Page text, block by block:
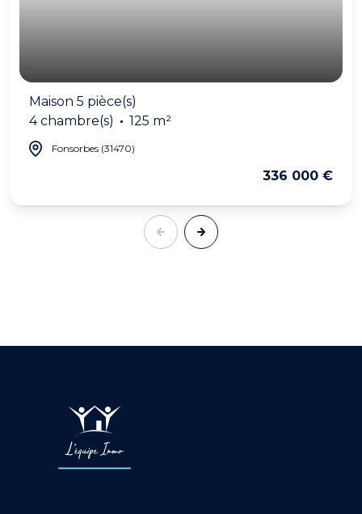
Maison 5 pièce(s)
4 chambre(s)
125 m²
Fonsorbes (31470)
336 000 €